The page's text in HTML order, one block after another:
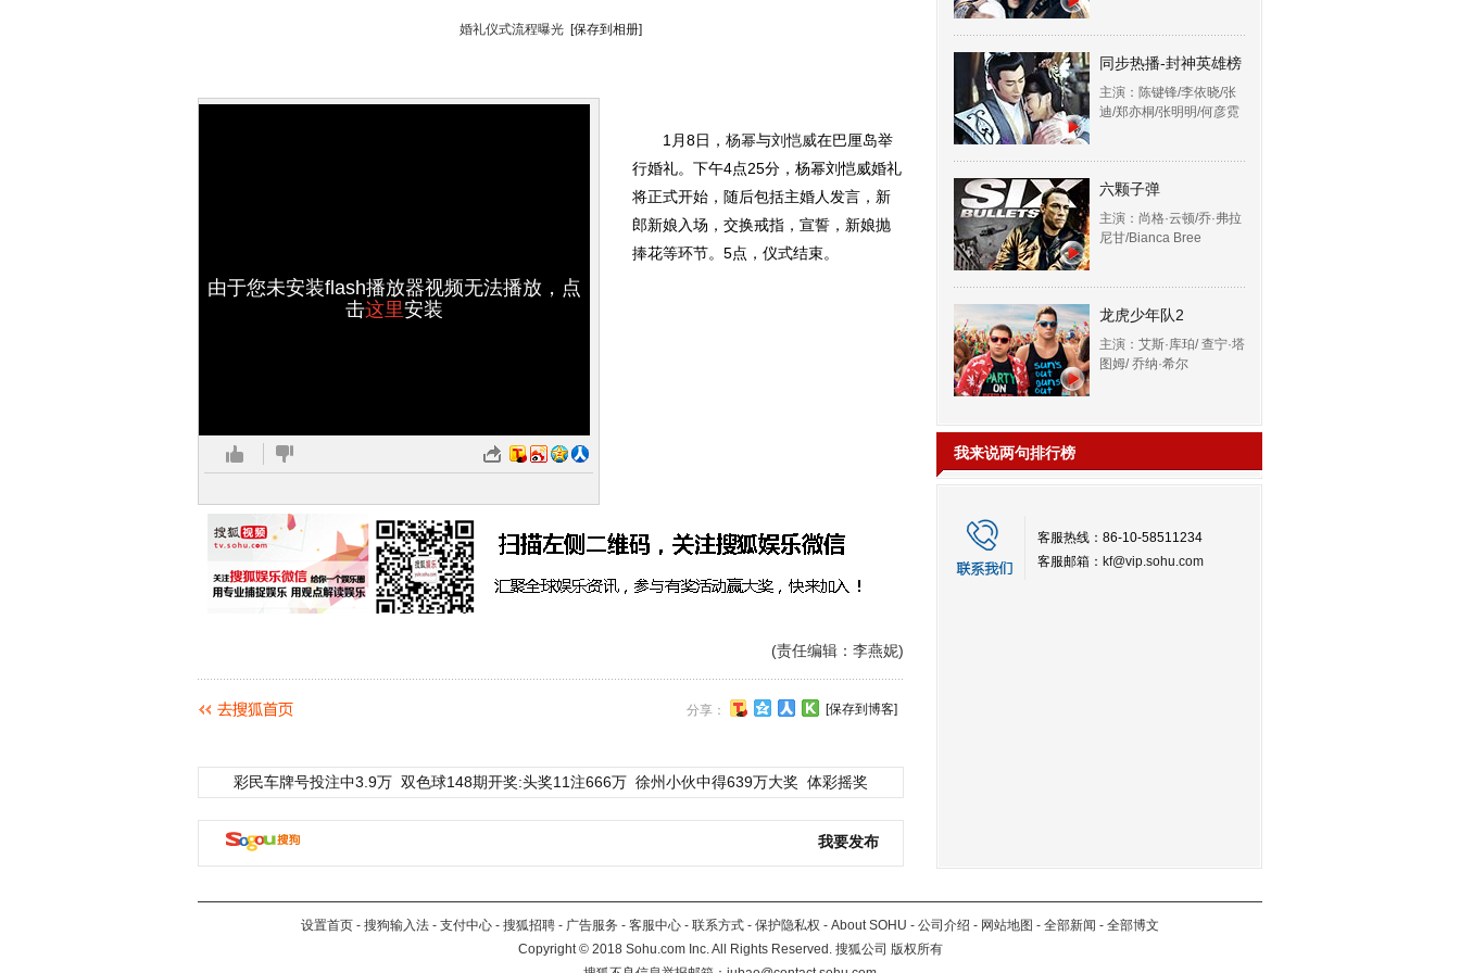
婚礼仪式流程曝光 [保存到相册]
由于您未安装flash播放器视频无法播放，点
击这里安装
1月8日， 杨幂与刘恺威在巴厘岛举
行婚礼。下午4点25分，杨幂刘恺威婚礼
将正式开始，随后包括主婚人发言，新
郎新娘入场，交换戒指，宣誓，新娘抛
捧花等环节。5点，仪式结束。
(责任编辑：李燕妮)
分享： [保存到博客]
彩民车牌号投注中3.9万 双色球148期开奖:头奖11注666万 徐州小伙中得639万大奖 体彩摇奖
我要发布
同步热播-封神英雄榜
主演：陈键锋/李依晓/张
迪/郑亦桐/张明明/何彦霓
六颗子弹
主演：尚格·云顿/乔·弗拉
尼甘/Bianca Bree
龙虎少年队2
主演：艾斯·库珀/ 查宁·塔
图姆/ 乔纳·希尔
我来说两句排行榜
客服热线：86-10-58511234
客服邮箱： kf@vip.sohu.com
设置首页 - 搜狗输入法 - 支付中心 - 搜狐招聘 - 广告服务 - 客服中心 - 联系方式 - 保护隐私权 - About SOHU - 公司介绍 - 网站地图 - 全部新闻 - 全部博文
Copyright©2018 Sohu.com Inc. All Rights Reserved. 搜狐公司 版权所有